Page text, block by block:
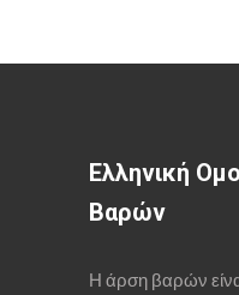
Ελληνική
Βαρών
Η άρση βαρών